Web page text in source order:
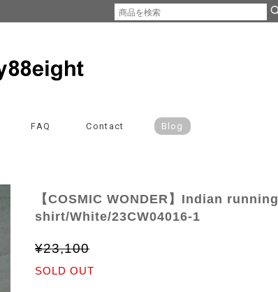
FAQ Contact Blog
【COSMIC WONDER】Indian running
shirt/White/23CW04016-1
¥23,100
SOLD OUT